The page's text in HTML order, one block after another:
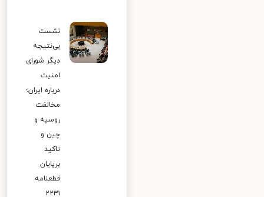
نشست
بی‌نتیجه
دیگر شورای
امنیت
درباره ایران؛
مخالفت
روسیه و
چین و
تاکید
برپایان
قطعنامه
۲۲۳۱